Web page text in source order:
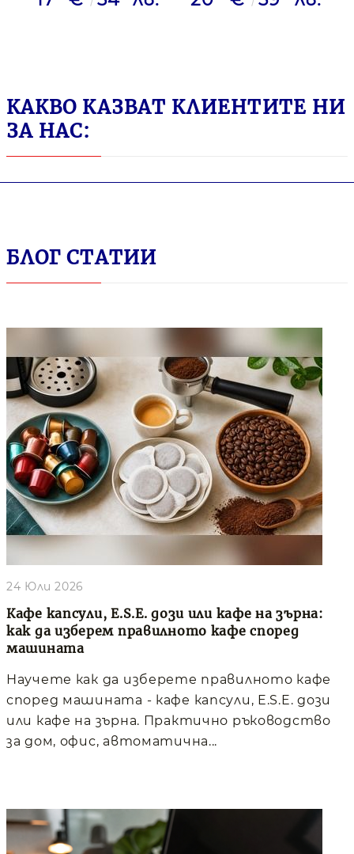
КАКВО КАЗВАТ КЛИЕНТИТЕ НИ
ЗА НАС:
БЛОГ СТАТИИ
Кафе капсули, E.S.E. дози или кафе на зърна:
как да изберем правилното кафе според
машината
24 Юли 2026
Научете как да изберете правилното кафе
според машината - кафе капсули, E.S.E. дози
или кафе на зърна. Практично ръководство
за дом, офис, автоматична...